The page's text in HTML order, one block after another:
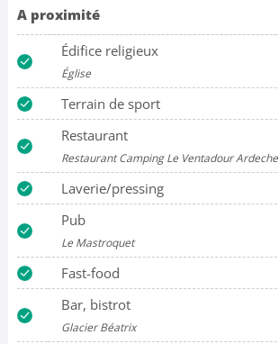
A proximité
Édifice religieux
Église
Terrain de sport
Restaurant
Restaurant Camping Le Ventadour Ardeche
Laverie/pressing
Pub
Le Mastroquet
Fast-food
Bar, bistrot
Glacier Béatrix